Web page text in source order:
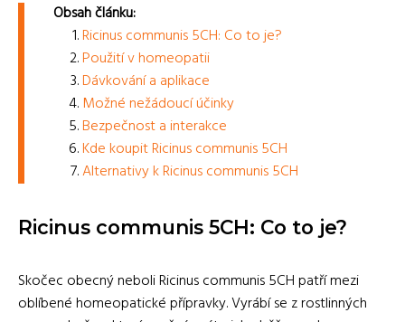
Obsah článku:
Ricinus communis 5CH: Co to je?
Použití v homeopatii
Dávkování a aplikace
Možné nežádoucí účinky
Bezpečnost a interakce
Kde koupit Ricinus communis 5CH
Alternativy k Ricinus communis 5CH
Ricinus communis 5CH: Co to je?
Skočec obecný neboli Ricinus communis 5CH patří mezi
oblíbené homeopatické přípravky. Vyrábí se z rostlinných